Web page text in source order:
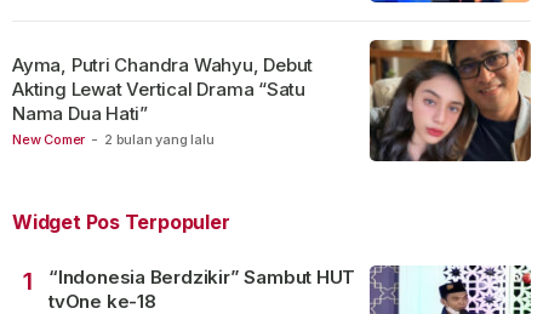
New Comer - 2 bulan yang lalu
Ayma, Putri Chandra Wahyu, Debut
Akting Lewat Vertical Drama “Satu
Nama Dua Hati”
Widget Pos Terpopuler
1
“Indonesia Berdzikir” Sambut HUT
tvOne ke-18